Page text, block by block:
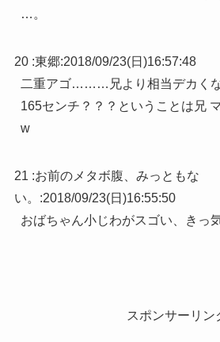
…。
20 :東郷:2018/09/23(日)16:57:48
二重アゴ………兄より相当デカく
165センチ？？？ということは兄
w
21 :お前のメタボ腹、みっともな
い。 :2018/09/23(日)16:55:50
おばちゃん小じわがスゴい、きっ
スポンサーリン